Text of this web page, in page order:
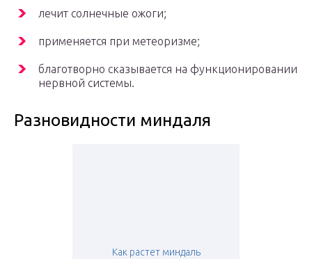
лечит солнечные ожоги;
применяется при метеоризме;
благотворно сказывается на функционировании
нервной системы.
Разновидности миндаля
Как растет миндаль